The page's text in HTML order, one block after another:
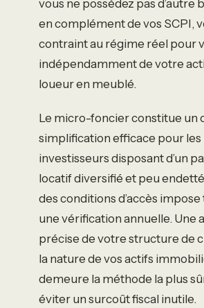
vous ne possédez pas d’autre
en complément de vos SCPI,
contraint au régime réel pour
indépendamment de votre
loueur en meublé.
Le micro-foncier constitue un
simplification efficace pour les
investisseurs disposant d’un
locatif diversifié et peu
des conditions d’accès
une vérification annuelle. Une
précise de votre structure de
la nature de vos actifs
demeure la méthode la plus
éviter un surcoût fiscal inutile.